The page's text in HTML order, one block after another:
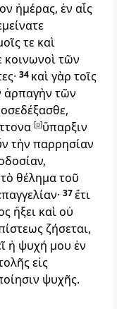
ἡμέρας, ἐν αἷς
τε καὶ
κοινωνοὶ τῶν
34 καὶ γὰρ τοῖς
ἁρπαγὴν τῶν
[p]ὕπαρξιν
τὴν παρρησίαν
θέλημα τοῦ
37ἔτι
ἥξει καὶ οὐ
ζήσεται,
ἡ ψυχή μου ἐν
εἰς
ψυχῆς.